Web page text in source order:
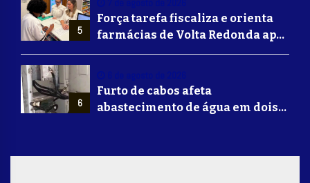
5
Força tarefa fiscaliza e orienta
farmácias de Volta Redonda após
alerta de falsificação de
6
Furto de cabos afeta
abastecimento de água em dois